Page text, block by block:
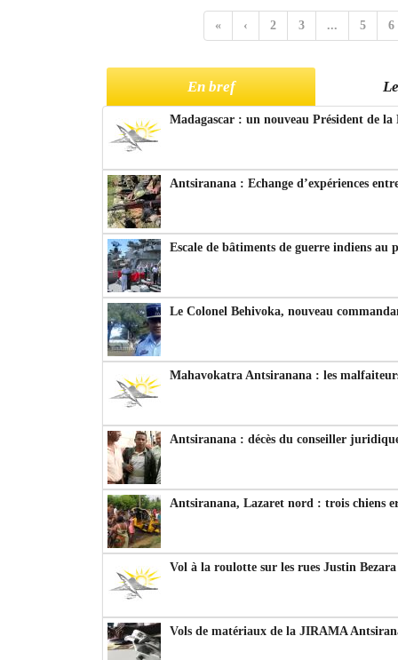
« ‹ 2 3 ... 5 6
En bref
Madagascar : un nouveau Président de
Antsiranana : Echange d’expériences
Escale de bâtiments de guerre indiens au
Le Colonel Behivoka, nouveau
Mahavokatra Antsiranana : les
Antsiranana : décès du conseiller
Antsiranana, Lazaret nord : trois chiens
Vol à la roulotte sur les rues Justin
Vols de matériaux de la JIRAMA